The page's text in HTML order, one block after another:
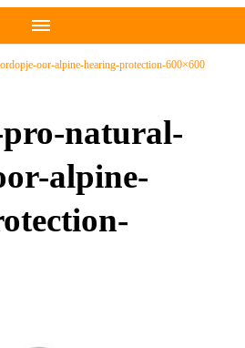
oor-alpine-hearing-protection-600×600
natural-
alpine-